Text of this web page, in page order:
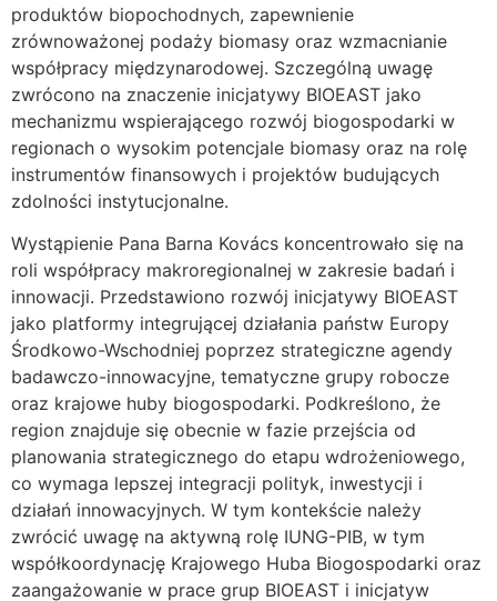
produktów biopochodnych, zapewnienie
zrównoważonej podaży biomasy oraz wzmacnianie
współpracy międzynarodowej. Szczególną uwagę
zwrócono na znaczenie inicjatywy BIOEAST jako
mechanizmu wspierającego rozwój biogospodarki w
regionach o wysokim potencjale biomasy oraz na rolę
instrumentów finansowych i projektów budujących
zdolności instytucjonalne.
Wystąpienie Pana Barna Kovács koncentrowało się na
roli współpracy makroregionalnej w zakresie badań i
innowacji. Przedstawiono rozwój inicjatywy BIOEAST
jako platformy integrującej działania państw Europy
Środkowo-Wschodniej poprzez strategiczne agendy
badawczo-innowacyjne, tematyczne grupy robocze
oraz krajowe huby biogospodarki. Podkreślono, że
region znajduje się obecnie w fazie przejścia od
planowania strategicznego do etapu wdrożeniowego,
co wymaga lepszej integracji polityk, inwestycji i
działań innowacyjnych. W tym kontekście należy
zwrócić uwagę na aktywną rolę IUNG-PIB, w tym
współkoordynację Krajowego Huba Biogospodarki oraz
zaangażowanie w prace grup BIOEAST i inicjatyw